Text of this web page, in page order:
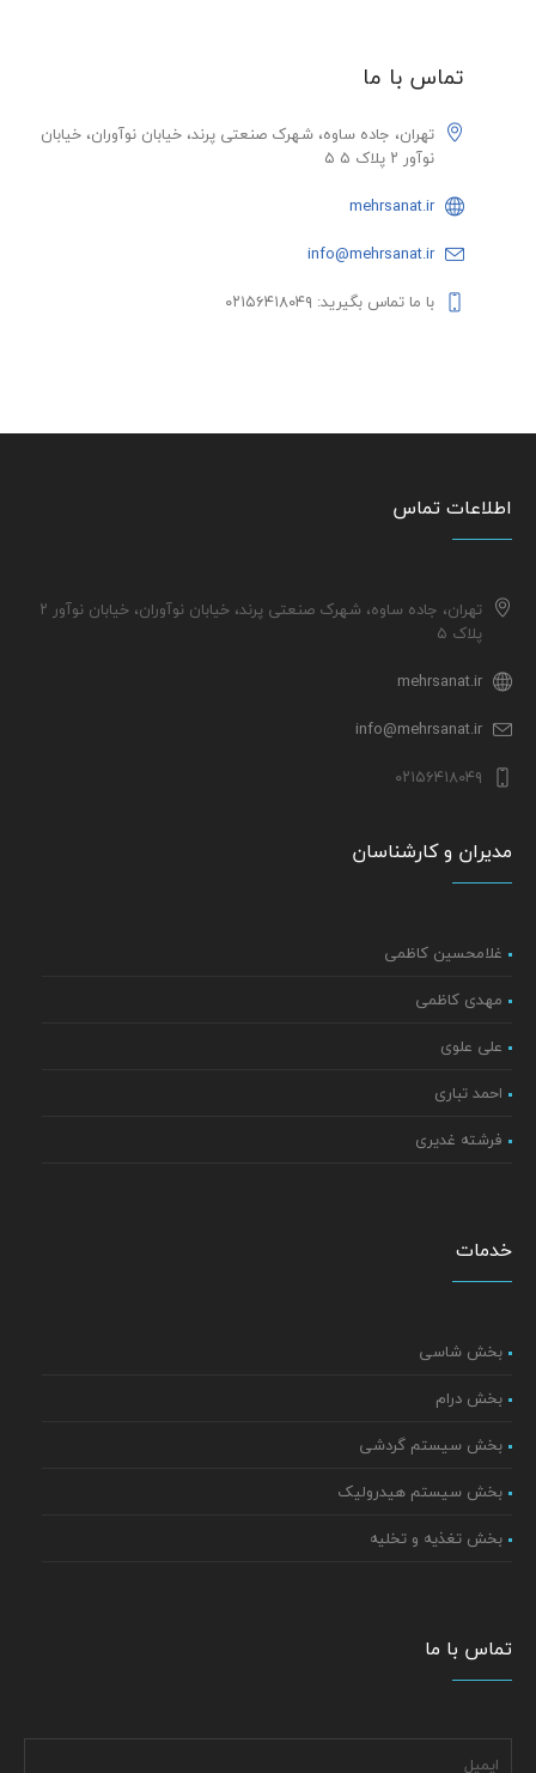
تماس با ما
تهران، جاده ساوه، شهرک صنعتی پرند، خیابان نوآوران، خیابان
نوآور ۲ پلاک ۵ ۵
mehrsanat.ir
info@mehrsanat.ir
با ما تماس بگیرید: ۰۲۱۵۶۴۱۸۰۴۹
اطلاعات تماس
تهران، جاده ساوه، شهرک صنعتی پرند، خیابان نوآوران، خیابان نوآور ۲
پلاک ۵
mehrsanat.ir
info@mehrsanat.ir
۰۲۱۵۶۴۱۸۰۴۹
مدیران و کارشناسان
غلامحسین کاظمی
مهدی کاظمی
علی علوی
احمد تباری
فرشته غدیری
خدمات
بخش شاسی
بخش درام
بخش سیستم گردشی
بخش سیستم هیدرولیک
بخش تغذیه و تخلیه
تماس با ما